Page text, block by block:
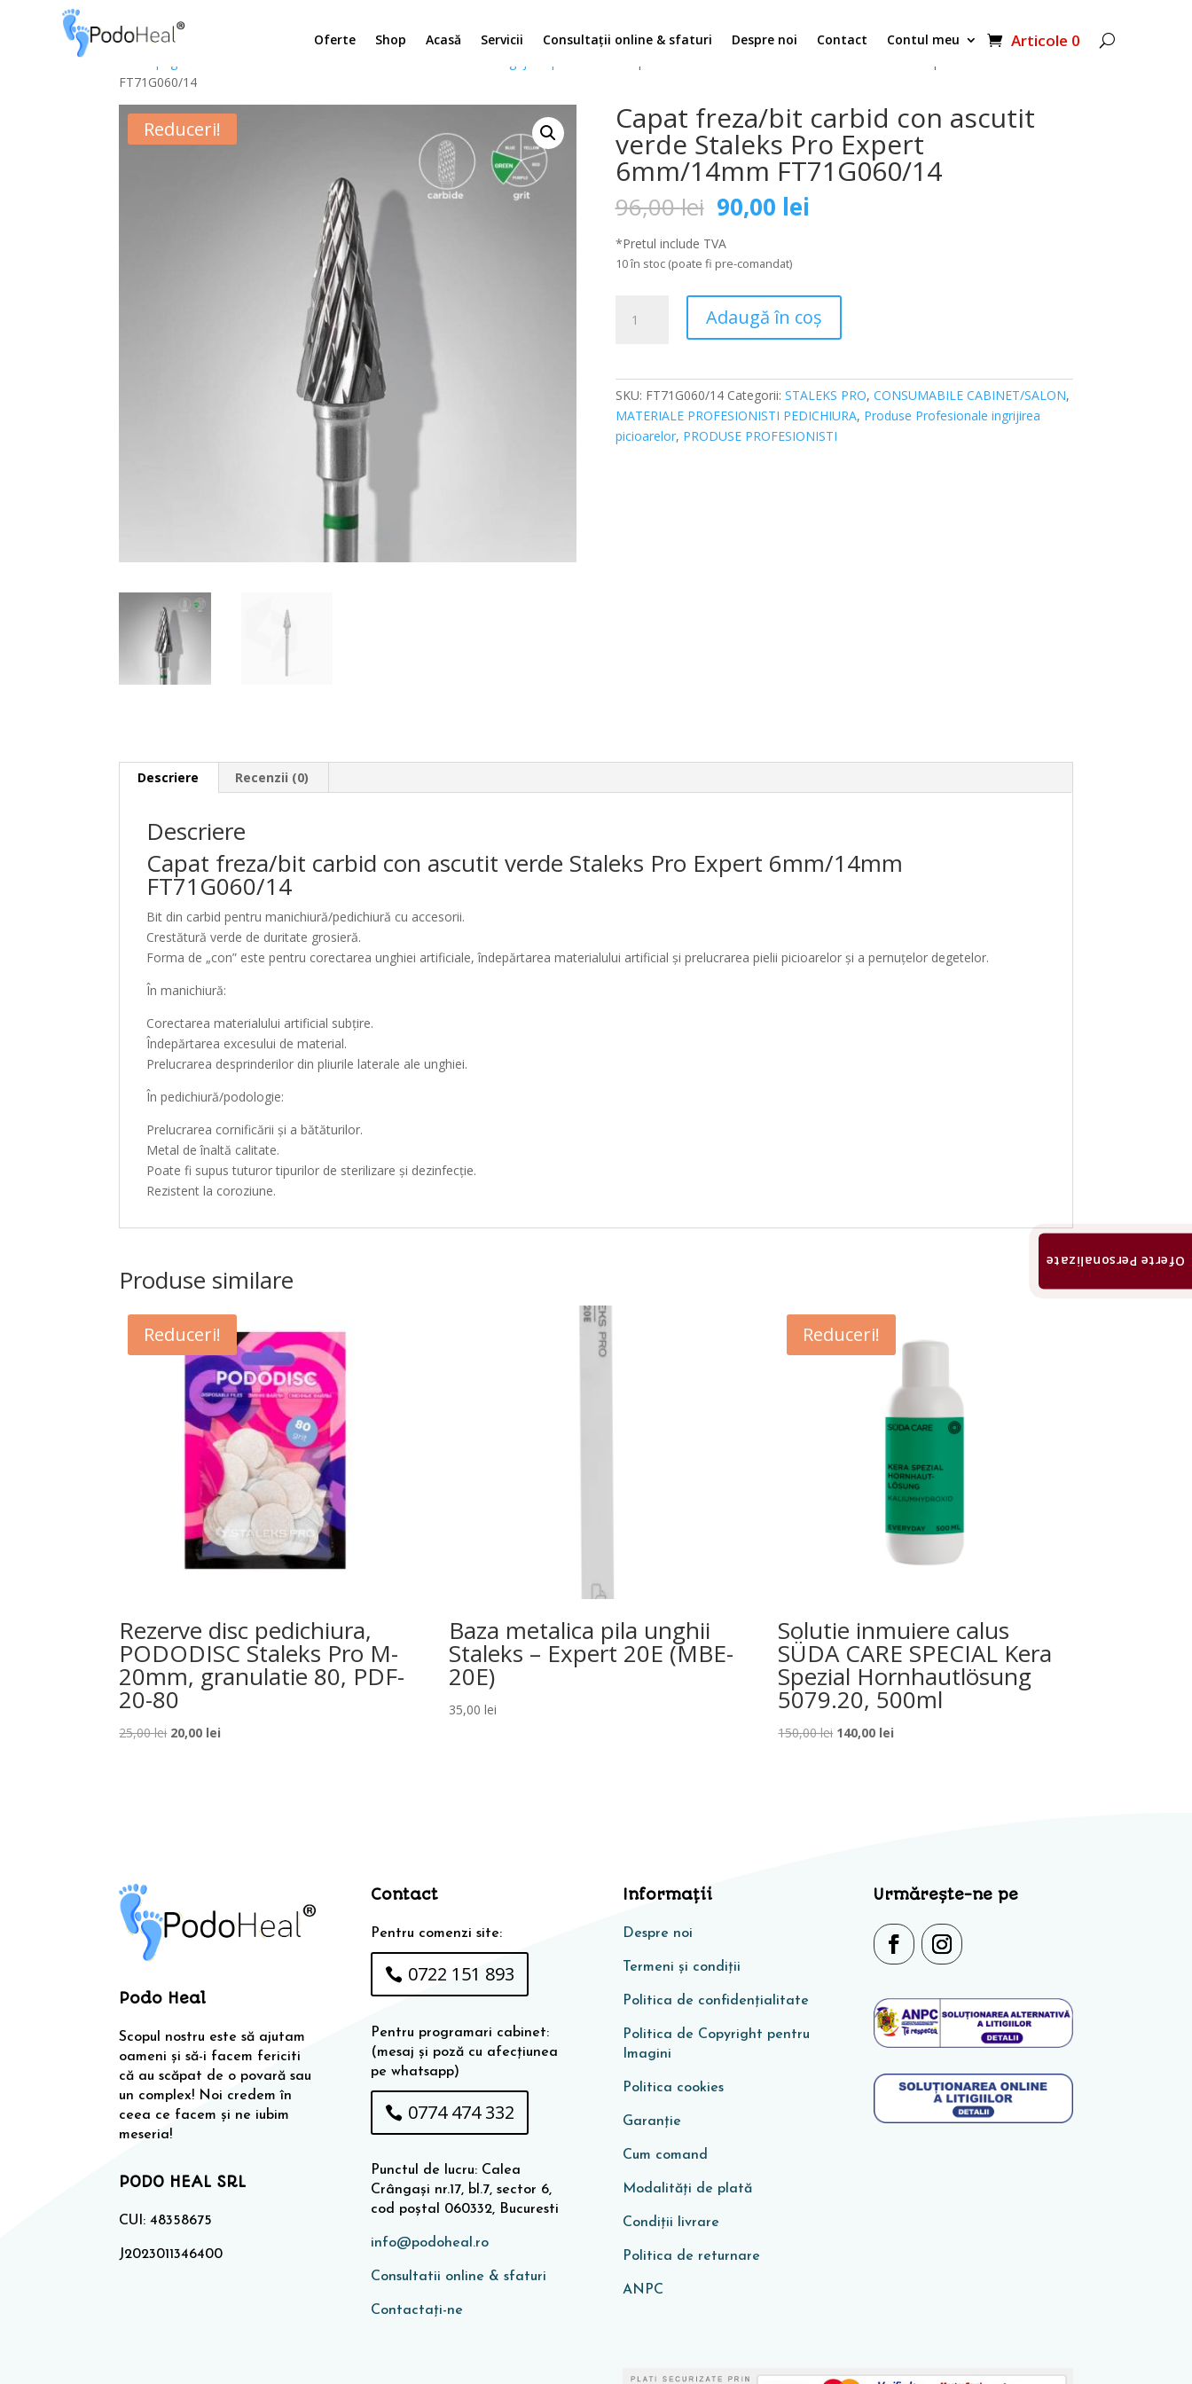
Oferte Shop Acasă Servicii Consultații online & sfaturi Despre noi Contact Contul meu Articole 0
FT71G060/14
Reduceri! Capat freza/bit carbid con ascutit
verde Staleks Pro Expert
6mm/14mm FT71G060/14
96,00lei Prețul
inițial
a
fost:
96,00 lei.
90,00 lei
*Pretul include TVA
10 în stoc (poate fi pre-comandat)
Capat
Staleks
Adaugă în coș
SKU: FT71G060/14 Categorii: STALEKS PRO, CONSUMABILE CABINET/SALON,
MATERIALE PROFESIONISTI PEDICHIURA, Produse Profesionale ingrijirea
picioarelor, PRODUSE PROFESIONISTI
Descriere Recenzii (0)
Descriere
Capat freza/bit carbid con ascutit verde Staleks Pro Expert 6mm/14mm
FT71G060/14
Bit din carbid pentru manichiură/pedichiură cu accesorii.
Crestătură verde de duritate grosieră.
Forma de „con” este pentru corectarea unghiei artificiale, îndepărtarea materialului artificial și prelucrarea pielii picioarelor și a pernuțelor degetelor.
În manichiură:
Corectarea materialului artificial subțire.
Îndepărtarea excesului de material.
Prelucrarea desprinderilor din pliurile laterale ale unghiei.
În pedichiură/podologie:
Prelucrarea cornificării și a bătăturilor.
Metal de înaltă calitate.
Poate fi supus tuturor tipurilor de sterilizare și dezinfecție.
Rezistent la coroziune.
Produse similare
Reduceri!
Rezerve disc pedichiura,
PODODISC Staleks Pro M-
20mm, granulatie 80, PDF-
20-80
25,00lei Prețul
20,00 lei
Baza metalica pila unghii
Staleks – Expert 20E (MBE-
20E)
35,00 lei
Reduceri!
Solutie inmuiere calus
SÜDA CARE SPECIAL Kera
Spezial Hornhautlösung
5079.20, 500ml
150,00lei Prețul
140,00 lei
Podo Heal
Scopul nostru este să ajutam
oameni și să-i facem fericiti
că au scăpat de o povară sau
un complex! Noi credem în
ceea ce facem și ne iubim
meseria!
PODO HEAL SRL
CUI: 48358675
J2023011346400
Contact
Pentru comenzi site:
0722 151 893
Pentru programari cabinet:
(mesaj și poză cu afecțiunea
pe whatsapp)
0774 474 332
Punctul de lucru: Calea
Crângași nr.17, bl.7, sector 6,
cod poștal 060332, Bucuresti
info@podoheal.ro
Consultatii online & sfaturi
Contactați-ne
Informaţii
Despre noi
Termeni și condiții
Politica de confidențialitate
Politica de Copyright pentru
Imagini
Politica cookies
Garanţie
Cum comand
Modalități de plată
Condiţii livrare
Politica de returnare
ANPC
Urmărește-ne pe
Oferte Personalizate